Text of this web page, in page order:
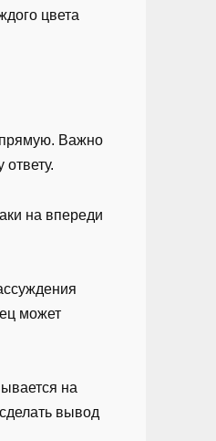
цвета
Важно
на впереди
может
на
вывод